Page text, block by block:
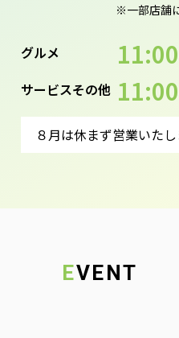
※一部店舗
グルメ
サービスその他
８月は休まず営業いたし
EVENT